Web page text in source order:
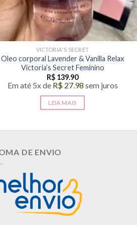
VICTORIA'S SECRET
Oleo corporal Lavender & Vanilla Relax
Victoria’s Secret Feminino
R$ 139.90
Em até 5x de R$27.98 sem juros
LEIA MAIS
DE ENVIO